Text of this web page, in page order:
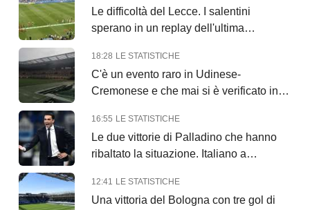
Le difficoltà del Lecce. I salentini
sperano in un replay dell'ultima
18:28 LE STATISTICHE
C'è un evento raro in Udinese-
Cremonese e che mai si è verificato in
16:55 LE STATISTICHE
Le due vittorie di Palladino che hanno
ribaltato la situazione. Italiano a
12:41 LE STATISTICHE
Una vittoria del Bologna con tre gol di